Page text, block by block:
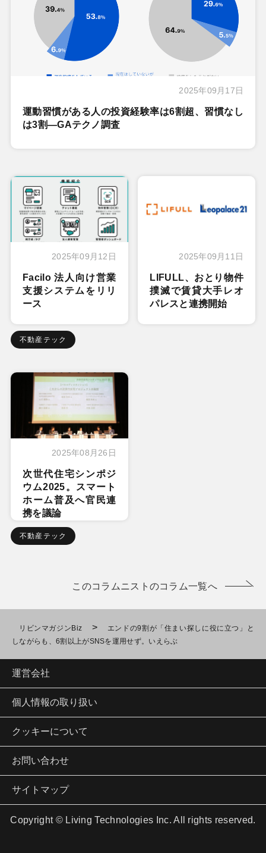
2025年09月17日
運動習慣がある人の投資経験率は6割超、習慣なし
は3割―GAテクノ調査
2025年09月12日
Facilo 法人向け営業
支援システムをリリ
ース
不動産テック
2025年09月11日
LIFULL、おとり物件
撲滅で賃貸大手レオ
パレスと連携開始
2025年08月26日
次世代住宅シンポジ
ウム2025。スマート
ホーム普及へ官民連
携を議論
不動産テック
このコラムニストのコラム一覧へ
リビンマガジンBiz >
エンドの9割が「住まい探しに役に立つ」と
しながらも、6割以上がSNSを運用せず。いえらぶ
運営会社
個人情報の取り扱い
クッキーについて
お問い合わせ
サイトマップ
Copyright © Living Technologies Inc. All rights reserved.